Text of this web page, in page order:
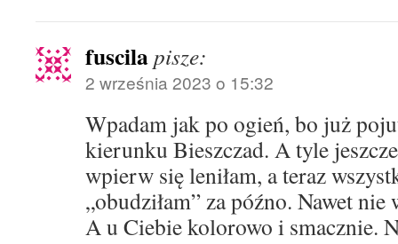
fuscilapisze:
2 września 2023 o 15:32
Wpadam jak po ogień, bo już
kierunku Bieszczad. A tyle
wpierw się leniłam, a teraz
„obudziłam” za późno. Nawet nie
A u Ciebie kolorowo i smacznie.